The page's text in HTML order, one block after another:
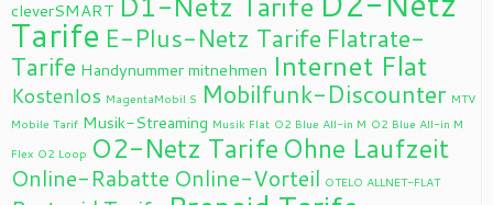
cleverSMART
Tarife E-Plus-Netz Tarife Flatrate-
Tarife Handynummer mitnehmen Internet Flat
Kostenlos MagentaMobil S Mobilfunk-Discounter MTV
Mobile Tarif Musik-Streaming Musik Flat O2 Blue All-in M O2 Blue All-in M
Flex O2 Loop O2-Netz Tarife Ohne Laufzeit
Online-Rabatte Online-Vorteil OTELO ALLNET-FLAT